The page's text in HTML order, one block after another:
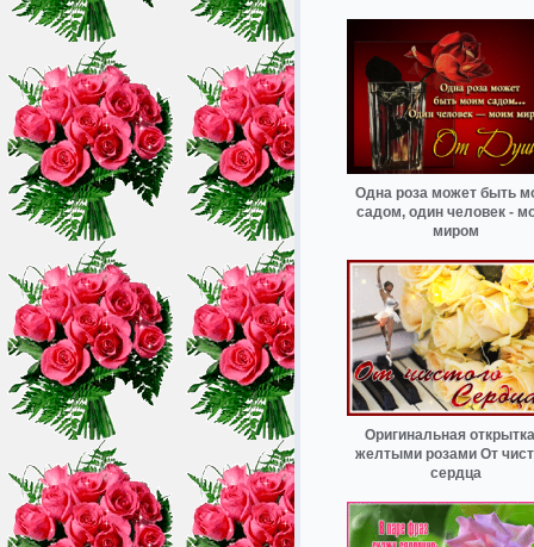
Одна роза может быть
садом, один человек -
миром
Оригинальная
желтыми розами От
сердца